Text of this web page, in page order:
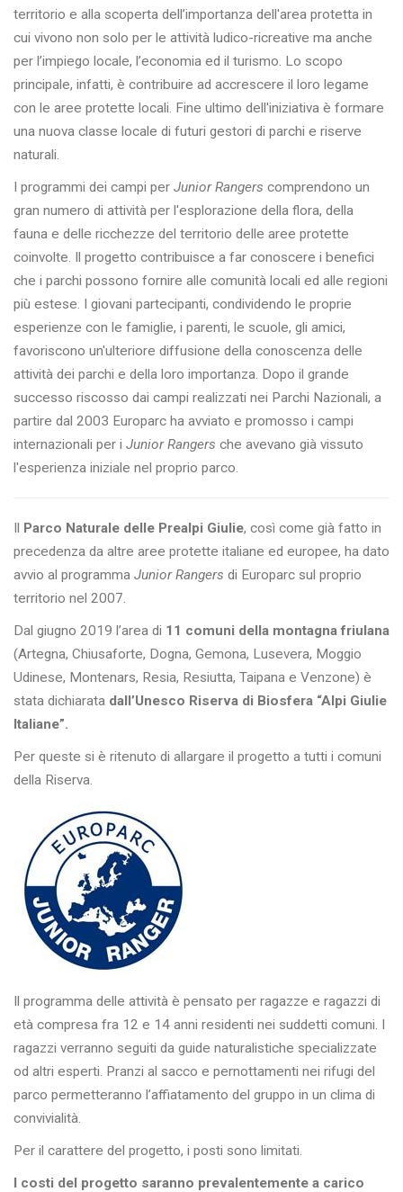
territorio e alla scoperta dell’importanza dell'area protetta in
cui vivono non solo per le attività ludico-ricreative ma anche
per l’impiego locale, l’economia ed il turismo. Lo scopo
principale, infatti, è contribuire ad accrescere il loro legame
con le aree protette locali. Fine ultimo dell'iniziativa è formare
una nuova classe locale di futuri gestori di parchi e riserve
naturali.
I programmi dei campi per Junior Rangers comprendono un
gran numero di attività per l'esplorazione della flora, della
fauna e delle ricchezze del territorio delle aree protette
coinvolte. Il progetto contribuisce a far conoscere i benefici
che i parchi possono fornire alle comunità locali ed alle regioni
più estese. I giovani partecipanti, condividendo le proprie
esperienze con le famiglie, i parenti, le scuole, gli amici,
favoriscono un'ulteriore diffusione della conoscenza delle
attività dei parchi e della loro importanza. Dopo il grande
successo riscosso dai campi realizzati nei Parchi Nazionali, a
partire dal 2003 Europarc ha avviato e promosso i campi
internazionali per i Junior Rangers che avevano già vissuto
l'esperienza iniziale nel proprio parco.
Il Parco Naturale delle Prealpi Giulie, così come già fatto in
precedenza da altre aree protette italiane ed europee, ha dato
avvio al programma Junior Rangers di Europarc sul proprio
territorio nel 2007.
Dal giugno 2019 l’area di 11 comuni della montagna friulana
(Artegna, Chiusaforte, Dogna, Gemona, Lusevera, Moggio
Udinese, Montenars, Resia, Resiutta, Taipana e Venzone) è
stata dichiarata dall’Unesco Riserva di Biosfera “Alpi Giulie
Italiane”.
Per queste si è ritenuto di allargare il progetto a tutti i comuni
della Riserva.
Il programma delle attività è pensato per ragazze e ragazzi di
età compresa fra 12 e 14 anni residenti nei suddetti comuni. I
ragazzi verranno seguiti da guide naturalistiche specializzate
od altri esperti. Pranzi al sacco e pernottamenti nei rifugi del
parco permetteranno l’affiatamento del gruppo in un clima di
convivialità.
Per il carattere del progetto, i posti sono limitati.
I costi del progetto saranno prevalentemente a carico